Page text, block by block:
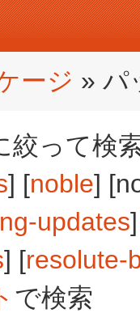
ージ » パ
絞って検
] [noble]
updates
] [resolute-
で検索